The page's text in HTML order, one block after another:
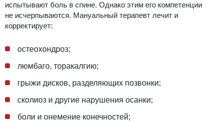
испытывают боль в спине. Однако этим его компетенции
не исчерпываются. Мануальный терапевт лечит и
корректирует:
остеохондроз;
люмбаго, торакалгию;
грыжи дисков, разделяющих позвонки;
сколиоз и другие нарушения осанки;
боли и онемение конечностей;